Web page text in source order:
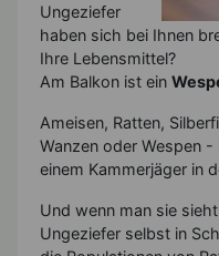
Ungeziefer
haben sich bei Ihnen
Ihre Lebensmittel?
Am Balkon ist ein
Ameisen, Ratten,
Wanzen oder Wespen
einem Kammerjäger in
Und wenn man sie
Ungeziefer selbst in